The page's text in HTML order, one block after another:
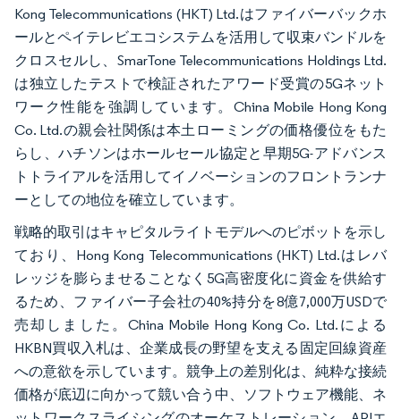
Kong Telecommunications (HKT) Ltd.はファイバーバックホ
ールとペイテレビエコシステムを活用して収束バンドルを
クロスセルし、SmarTone Telecommunications Holdings Ltd.
は独立したテストで検証されたアワード受賞の5Gネット
ワーク性能を強調しています。China Mobile Hong Kong
Co. Ltd.の親会社関係は本土ローミングの価格優位をもた
らし、ハチソンはホールセール協定と早期5G-アドバンス
トトライアルを活用してイノベーションのフロントランナ
ーとしての地位を確立しています。
戦略的取引はキャピタルライトモデルへのピボットを示し
ており、Hong Kong Telecommunications (HKT) Ltd.はレバ
レッジを膨らませることなく5G高密度化に資金を供給す
るため、ファイバー子会社の40%持分を8億7,000万USDで
売却しました。China Mobile Hong Kong Co. Ltd.による
HKBN買収入札は、企業成長の野望を支える固定回線資産
への意欲を示しています。競争上の差別化は、純粋な接続
価格が底辺に向かって競い合う中、ソフトウェア機能、ネ